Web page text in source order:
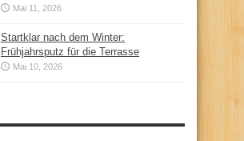
Mai 11, 2026
Startklar nach dem Winter:
Frühjahrsputz für die Terrasse
Mai 10, 2026